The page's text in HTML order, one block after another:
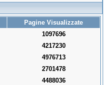
Pagine Visualizzate
1097696
4217230
4976713
2701478
4488036